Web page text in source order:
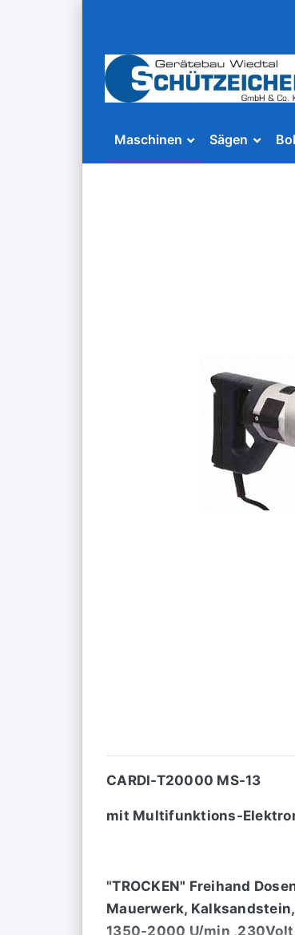
Maschinen Sägen
CARDI-T20000 MS-13
mit Multifunktions-
"TROCKEN" Freihand
Mauerwerk,
1350-2000 U/min